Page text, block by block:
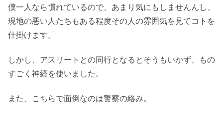
僕一人なら慣れているので、あまり気にもしませんんし、
現地の悪い人たちもある程度その人の雰囲気を見てコトを
仕掛けます。
しかし、アスリートとの同行となるとそうもいかず、もの
すごく神経を使いました。
また、こちらで面倒なのは警察の絡み。